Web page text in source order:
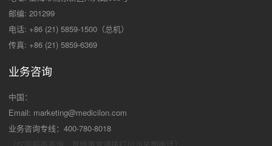
邮编: 201299
电话: +86 (21) 5859-1500（总机）
传真: +86 (21) 5859-6369
业务咨询
中国：
Email: marketing@medicilon.com
业务咨询专线：400-780-8018